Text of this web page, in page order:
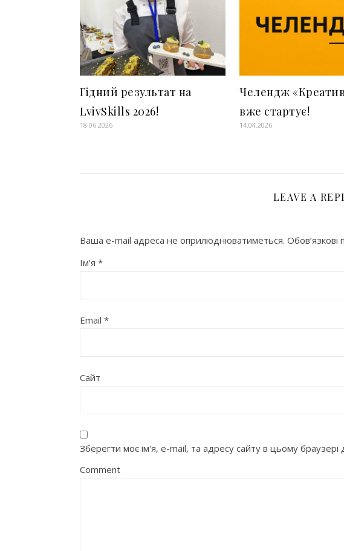
Гідний результат на
LvivSkills 2026!
18.06.2026
Челендж «Креатив
вже стартує!
14.04.2026
LEAVE A
Ваша e-mail адреса не оприлюднюватиметься. Обов’язкові
Ім'я *
Email *
Сайт
Зберегти моє ім'я, e-mail, та адресу сайту в цьому
Comment